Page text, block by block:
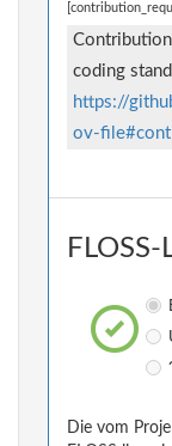
coding
https://
ov-
FLOSS-
Die vom